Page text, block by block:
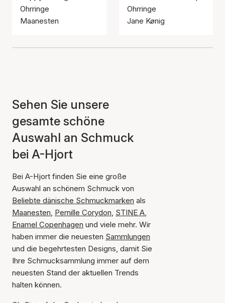
Ohrringe
Maanesten
Ohrringe
Jane Kønig
Sehen Sie unsere
gesamte schöne
Auswahl an Schmuck
bei A-Hjort
Bei A-Hjort finden Sie eine große
Auswahl an schönem Schmuck von
Beliebte dänische Schmuckmarken als
Maanesten, Pernille Corydon, STINE A,
Enamel Copenhagen und viele mehr. Wir
haben immer die neuesten Sammlungen
und die begehrtesten Designs, damit Sie
Ihre Schmucksammlung immer auf dem
neuesten Stand der aktuellen Trends
halten können.